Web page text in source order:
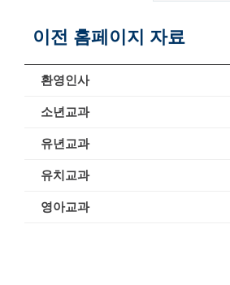
이전 홈페이지 자료
환영인사
소년교과
유년교과
유치교과
영아교과